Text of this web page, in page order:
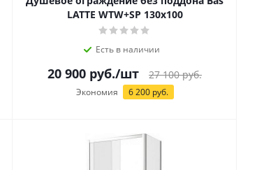
LATTE WTW+SP 130х100
Есть в наличии
20 900 руб./шт 27 100руб.
Экономия 6 200руб.